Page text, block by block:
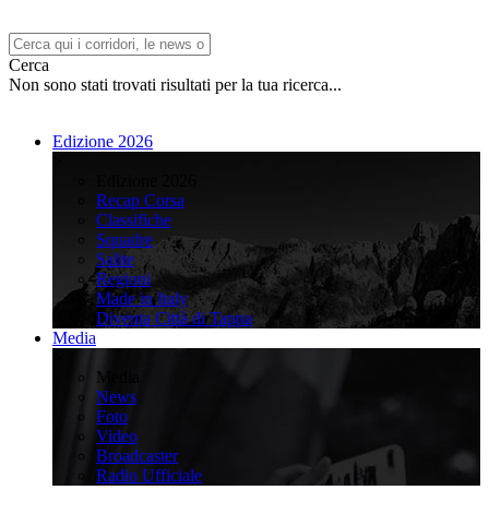
Cerca
Non sono stati trovati risultati per la tua ricerca...
Edizione 2026
Recap Corsa
Classifiche
Squadre
Salite
Regioni
Made in Italy
Diventa Città di Tappa
Media
Media
News
Foto
Video
Broadcaster
Radio Ufficiale